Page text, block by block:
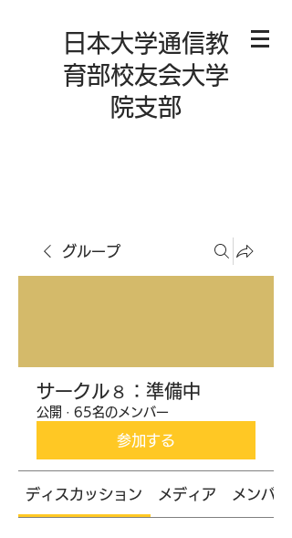
日本大学通信教
育部校友会大学
院支部
グループ
サークル８：準備中
公開 · 65名のメンバー
参加する
ディスカッション メディア メンバー